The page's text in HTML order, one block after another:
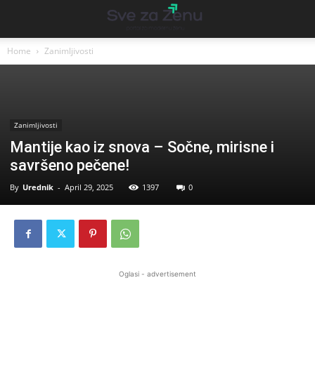
Home Zanimljivosti
Zanimljivosti
Mantije kao iz snova – Sočne, mirisne i
savršeno pečene!
By Urednik - April 29, 2025 1397 0
Oglasi - advertisement